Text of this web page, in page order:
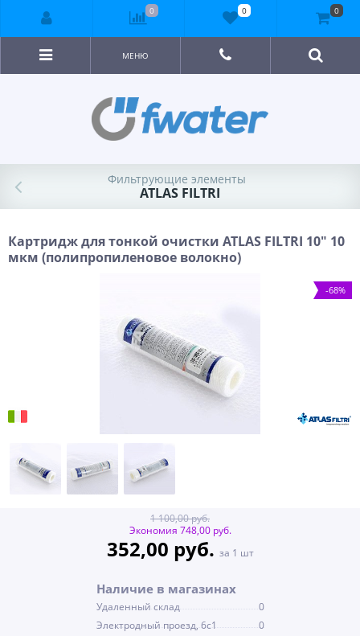
МЕНЮ
Фильтрующие элементы
ATLAS FILTRI
Картридж для тонкой очистки ATLAS FILTRI 10" 10
мкм (полипропиленовое волокно)
-68%
1 100,00 руб.
Экономия 748,00 руб.
352,00 руб. за 1 шт
Наличие в магазинах
Удаленный склад
0
Электродный проезд, 6с1
0
0 0 0